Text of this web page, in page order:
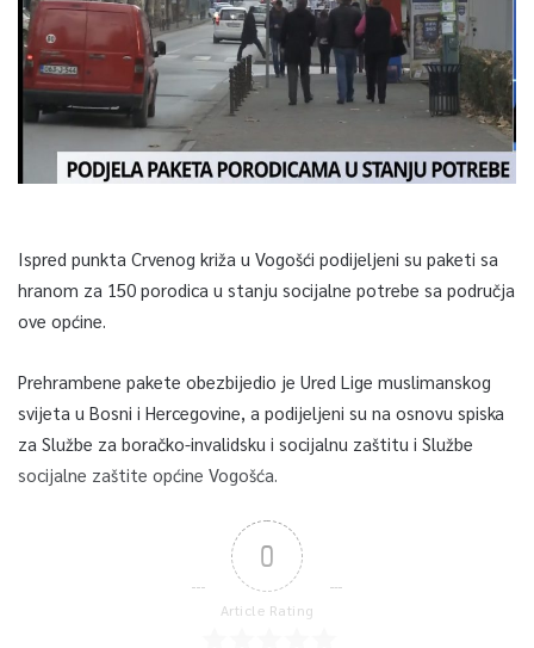
Ispred punkta Crvenog križa u Vogošći podijeljeni su paketi sa
hranom za 150 porodica u stanju socijalne potrebe sa područja
ove općine.
Prehrambene pakete obezbijedio je Ured Lige muslimanskog
svijeta u Bosni i Hercegovine, a podijeljeni su na osnovu spiska
za Službe za boračko-invalidsku i socijalnu zaštitu i Službe
socijalne zaštite općine Vogošća.
0
Article Rating